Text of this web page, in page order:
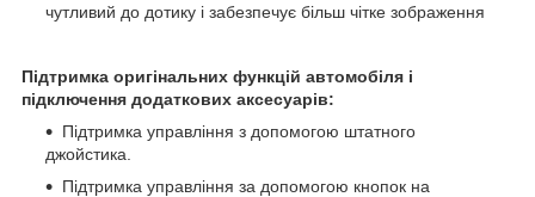
чутливий до дотику і забезпечує більш чітке зображення
Підтримка оригінальних функцій автомобіля і
підключення додаткових аксесуарів:
Підтримка управління з допомогою штатного
джойстика.
Підтримка управління за допомогою кнопок на